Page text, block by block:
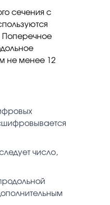
сечения с
Поперечное
не менее 12
число,